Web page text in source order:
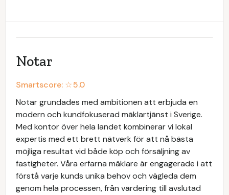
Notar
Smartscore: ☆5.0
Notar grundades med ambitionen att erbjuda en
modern och kundfokuserad mäklartjänst i Sverige.
Med kontor över hela landet kombinerar vi lokal
expertis med ett brett nätverk för att nå bästa
möjliga resultat vid både köp och försäljning av
fastigheter. Våra erfarna mäklare är engagerade i att
förstå varje kunds unika behov och vägleda dem
genom hela processen, från värdering till avslutad